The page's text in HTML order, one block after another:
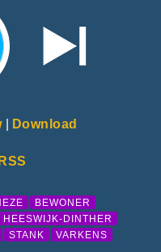
| Download
BEWONER
HEESWIJK-DINTHER
STANK VARKENS